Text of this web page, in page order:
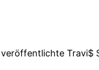
Travi$